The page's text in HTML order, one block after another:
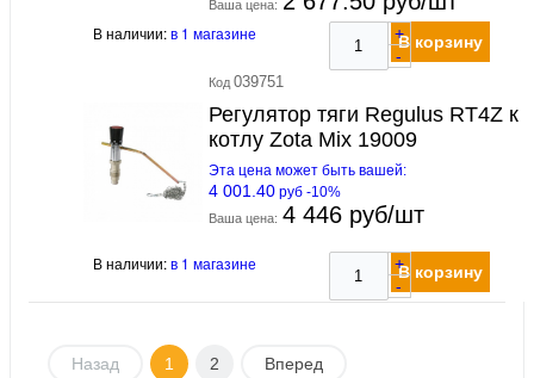
Ваша цена:
В наличии:в 1 магазине
+
-
В корзину
Код 039751
Регулятор тяги Regulus RT4Z к
котлу Zota Mix 19009
Эта цена может быть вашей:
4 001.40 руб -10%
Ваша цена: 4 446 руб/шт
В наличии:в 1 магазине
+
-
В корзину
Назад 1 2 Вперед